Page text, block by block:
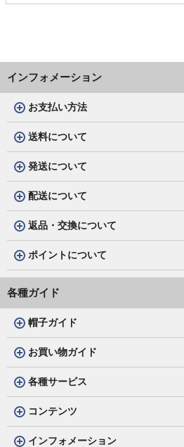
インフォメーション
お支払い方法
送料について
発送について
配送について
返品・交換について
ポイントについて
各種ガイド
帽子ガイド
お買い物ガイド
各種サービス
コンテンツ
インフォメーション